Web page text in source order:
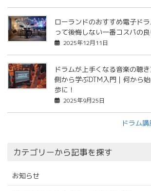
ローランドのおすすめ電子ド
って後悔しない一番コスパの
2025年12月11日
ドラムが上手くなる音楽の聴
側から学ぶDTM入門｜何から
歩に！
2025年9月25日
ドラム
カテゴリーから記事を探す
お知らせ